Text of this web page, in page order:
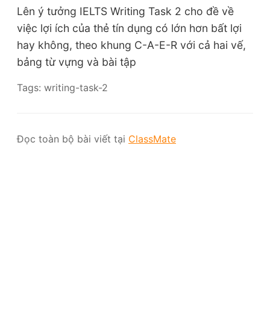
Lên ý tưởng IELTS Writing Task 2 cho đề về
việc lợi ích của thẻ tín dụng có lớn hơn bất lợi
hay không, theo khung C-A-E-R với cả hai vế,
bảng từ vựng và bài tập
Tags: writing-task-2
Đọc toàn bộ bài viết tại ClassMate